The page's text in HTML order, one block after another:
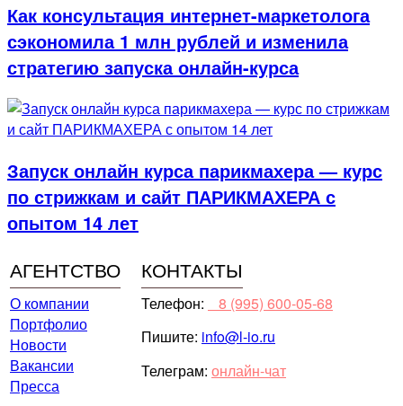
Как консультация интернет-маркетолога
сэкономила 1 млн рублей и изменила
стратегию запуска онлайн-курса
Запуск онлайн курса парикмахера — курс
по стрижкам и сайт ПАРИКМАХЕРА с
опытом 14 лет
АГЕНТСТВО КОНТАКТЫ
О компании
Портфолио
Новости
Вакансии
Пресса
Телефон:
⠀8 (995) 600-05-68
Пишите: info@l-io.ru
Телеграм: онлайн-чат